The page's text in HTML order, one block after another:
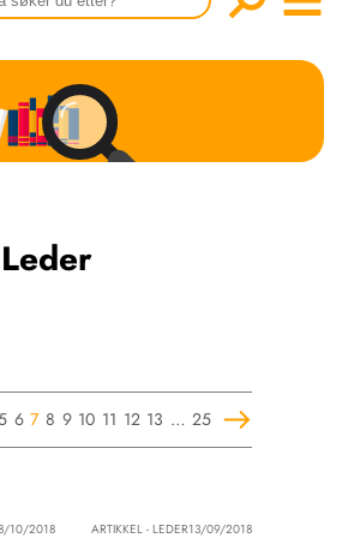
KONTAKT
OM OSS
CONTENT IN ENGLISH
About us
6 7 8 9 10 11 12 13 … 25
10/2018 ARTIKKEL - LEDER13/09/2018